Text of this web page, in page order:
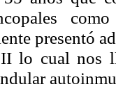
presentó
lo cual nos